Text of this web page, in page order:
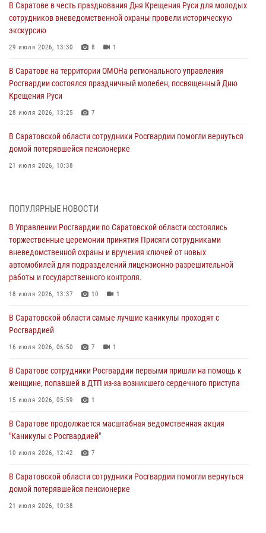
В Саратове в честь празднования Дня Крещения Руси для молодых
сотрудников вневедомственной охраны провели историческую
экскурсию
29 июля 2026, 13:30 8 1
В Саратове на территории ОМОНа регионального управления
Росгвардии состоялся праздничный молебен, посвященный Дню
Крещения Руси
28 июля 2026, 13:25 7
В Саратовской области сотрудники Росгвардии помогли вернуться
домой потерявшейся пенсионерке
21 июля 2026, 10:38
вневедомственной охраны и вручения ключей от новых
автомобилей для подразделений лицензионно-разрешительной
работы и государственного контроля.
18 июля 2026, 13:37 10 1
В Саратовской области самые лучшие каникулы проходят с
Росгвардией
В Саратове сотрудники Росгвардии первыми пришли на помощь к
женщине, попавшей в ДТП из-за возникшего сердечного приступа
В Саратове продолжается масштабная ведомственная акция
"Каникулы с Росгвардией"
В Саратовской области при содействии спецназа Росгвардии
задержан подозреваемый в незаконном обороте наркотиков
ПОПУЛЯРНЫЕ НОВОСТИ
В Управлении Росгвардии по Саратовской области состоялись
торжественные церемонии принятия Присяги сотрудниками
вневедомственной охраны и вручения ключей от новых
автомобилей для подразделений лицензионно-разрешительной
работы и государственного контроля.
18 июля 2026, 13:37 10 1
В Саратовской области самые лучшие каникулы проходят с
Росгвардией
16 июля 2026, 06:50 7 1
В Саратове сотрудники Росгвардии первыми пришли на помощь к
женщине, попавшей в ДТП из-за возникшего сердечного приступа
15 июля 2026, 05:59 1
В Саратове продолжается масштабная ведомственная акция
"Каникулы с Росгвардией"
10 июля 2026, 12:42 7
В Саратовской области сотрудники Росгвардии помогли вернуться
домой потерявшейся пенсионерке
21 июля 2026, 10:38